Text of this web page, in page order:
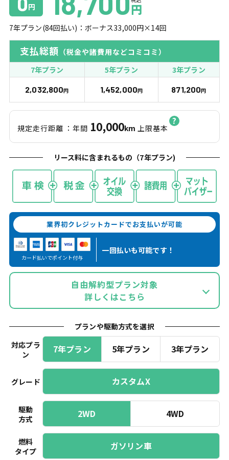
円 円
7年プラン(84回払い)：ボーナス33,000円×14回
支払総額 （税金や諸費用などコミコミ）
7年プラン
5年プラン 3年プラン
2,032,800円 1,452,000円 871,200円
規定走行距離 ：年間 10,000km 上限基本
リース料に含まれるもの（7年プラン)
業界初クレジットカードでお支払いが可能
カード払いでポイント付与
一回払いも可能です！
自由解約型プラン対象
詳しくはこちら
プランや駆動方式を選択
対応プラ
ン
7年プラン 5年プラン 3年プラン
グレード カスタムX
駆動
方式
2WD 4WD
燃料
タイプ
ガソリン車